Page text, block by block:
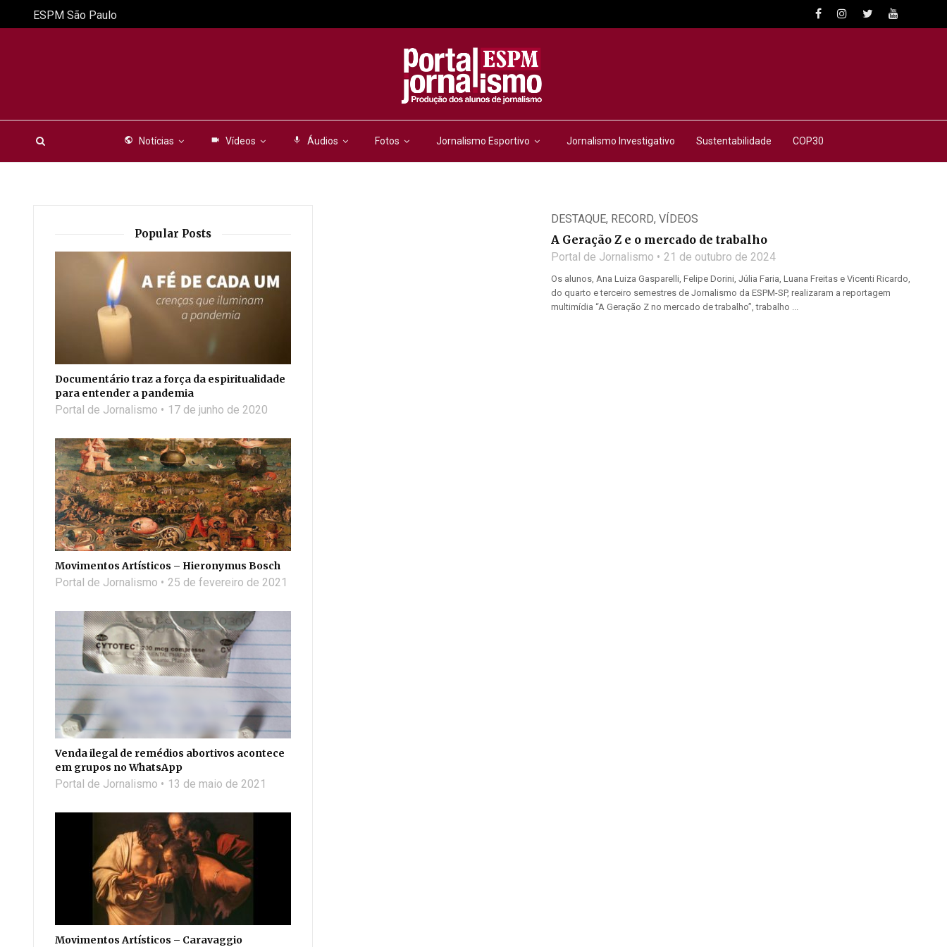
public Notícias videocam Vídeos mic Áudios Fotos Jornalismo Esportivo Jornalismo Investigativo Sustentabilidade COP30
ESPM São Paulo
DESTAQUE, RECORD, VÍDEOS
A Geração Z e o mercado de trabalho
Portal de Jornalismo 21 de outubro de 2024
Os alunos, Ana Luiza Gasparelli, Felipe Dorini, Júlia Faria, Luana Freitas e Vicenti Ricardo,
do quarto e terceiro semestres de Jornalismo da ESPM-SP, realizaram a reportagem
multimídia “A Geração Z no mercado de trabalho”, trabalho ...
Popular Posts
Documentário traz a força da espiritualidade
para entender a pandemia
Portal de Jornalismo 17 de junho de 2020
Movimentos Artísticos – Hieronymus Bosch
Portal de Jornalismo 25 de fevereiro de 2021
Venda ilegal de remédios abortivos acontece
em grupos no WhatsApp
Portal de Jornalismo 13 de maio de 2021
Movimentos Artísticos – Caravaggio